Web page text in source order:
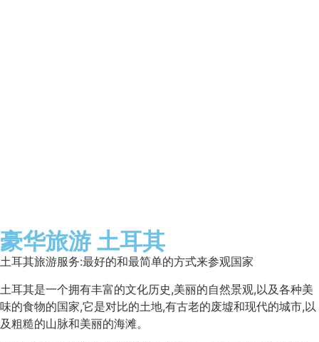
豪华旅游 土耳其
土耳其旅游服务:最好的和最简单的方式来参观国家
土耳其是一个拥有丰富的文化历史,美丽的自然景观,以及各种美
味的食物的国家,它是对比的土地,有古老的废墟和现代的城市,以
及粗糙的山脉和美丽的海滩。